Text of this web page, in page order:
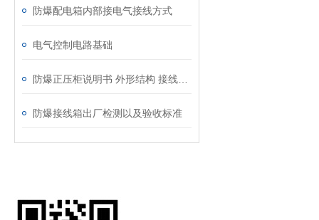
防爆配电箱内部接电气接线方式
电气控制电路基础
防爆接线箱出厂检测以及验收标准